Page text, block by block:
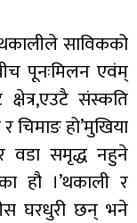
साविकको
पूनःमिलन एवंम्
संस्कति
चिमाङ हो’मुखिया
वडा समृद्ध नहुने
हौ ।’थकाली र
घरधुरी छन् भने